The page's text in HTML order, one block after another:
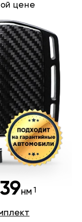
цене
нм